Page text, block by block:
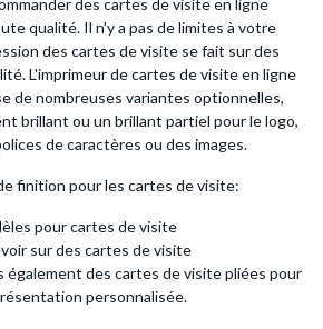
qualité. Il n'y a pas de limites à votre
des cartes de visite se fait sur des
L'imprimeur de cartes de visite en ligne
de nombreuses variantes optionnelles,
brillant ou un brillant partiel pour le logo,
de caractères ou des images.
finition pour les cartes de visite:
pour cartes de visite
sur des cartes de visite
également des cartes de visite pliées pour
personnalisée.